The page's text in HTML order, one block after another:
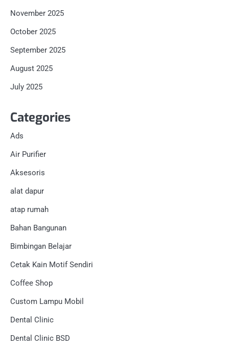
November 2025
October 2025
September 2025
August 2025
July 2025
Categories
Ads
Air Purifier
Aksesoris
alat dapur
atap rumah
Bahan Bangunan
Bimbingan Belajar
Cetak Kain Motif Sendiri
Coffee Shop
Custom Lampu Mobil
Dental Clinic
Dental Clinic BSD